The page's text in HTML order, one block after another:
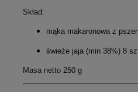
Skład:
mąka makaronowa z
świeże jaja (min 38%) 8
Masa netto 250 g